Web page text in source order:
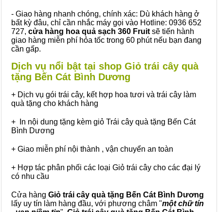
- Giao hàng nhanh chóng, chính xác: Dù khách hàng ở
bất kỳ đâu, chỉ cần nhắc máy gọi vào Hotline: 0936 652
727, cửa hàng hoa quả sạch 360 Fruit sẽ tiến hành
giao hàng miễn phí hỏa tốc trong 60 phút nếu bạn đang
cần gấp.
Dịch vụ nổi bật tại shop Giỏ trái cây quà
tặng Bến Cát Bình Dương
+ Dịch vụ gói trái cây, kết hợp hoa tươi và trái cây làm
quà tặng cho khách hàng
+ In nội dung tặng kèm giỏ Trái cây quà tặng Bến Cát
Bình Dương
+ Giao miễn phí nội thành , vận chuyển an toàn
+ Hợp tác phân phối các loại Giỏ trái cây cho các đại lý
có nhu cầu
Cửa hàng Giỏ trái cây quà tặng Bến Cát Bình Dương
lấy uy tín làm hàng đầu, với phương châm "một chữ tín